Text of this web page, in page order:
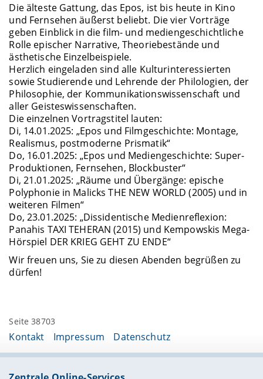
Die älteste Gattung, das Epos, ist bis heute in Kino
und Fernsehen äußerst beliebt. Die vier Vorträge
geben Einblick in die film- und mediengeschichtliche
Rolle epischer Narrative, Theoriebestände und
ästhetische Einzelbeispiele.
Herzlich eingeladen sind alle Kulturinteressierten
sowie Studierende und Lehrende der Philologien, der
Philosophie, der Kommunikationswissenschaft und
aller Geisteswissenschaften.
Die einzelnen Vortragstitel lauten:
Di, 14.01.2025: „Epos und Filmgeschichte: Montage,
Realismus, postmoderne Prismatik“
Do, 16.01.2025: „Epos und Mediengeschichte: Super-
Produktionen, Fernsehen, Blockbuster“
Di, 21.01.2025: „Räume und Übergänge: epische
Polyphonie in Malicks THE NEW WORLD (2005) und in
weiteren Filmen“
Do, 23.01.2025: „Dissidentische Medienreflexion:
Panahis TAXI TEHERAN (2015) und Kempowskis Mega-
Hörspiel DER KRIEG GEHT ZU ENDE“
Wir freuen uns, Sie zu diesen Abenden begrüßen zu
dürfen!
Seite 38703
Kontakt Impressum Datenschutz